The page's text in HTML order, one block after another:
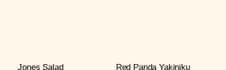
Jones Salad
Red Panda Yakiniku